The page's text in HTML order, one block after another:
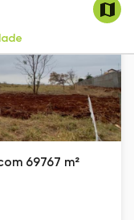
69767 m²